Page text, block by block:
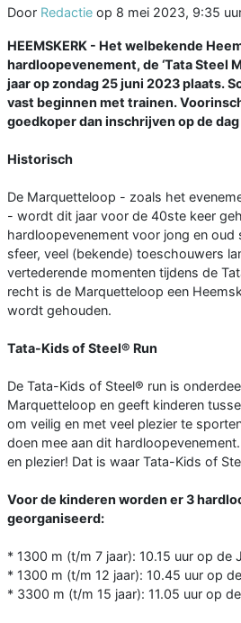
Door Redactie op 8 mei 2023, 9:35
HEEMSKERK - Het welbekende
hardloopevenement, de ‘Tata Steel
jaar op zondag 25 juni 2023 plaats.
vast beginnen met trainen.
goedkoper dan inschrijven op de
Historisch
De Marquetteloop - zoals het
- wordt dit jaar voor de 40ste keer
hardloopevenement voor jong en oud
sfeer, veel (bekende) toeschouwers
vertederende momenten tijdens de
recht is de Marquetteloop een
wordt gehouden.
Tata-Kids of Steel® Run
De Tata-Kids of Steel® run is
Marquetteloop en geeft kinderen
om veilig en met veel plezier te
doen mee aan dit
en plezier! Dat is waar Tata-Kids of
Voor de kinderen worden er 3
georganiseerd:
* 1300 m (t/m 7 jaar): 10.15 uur op de
* 1300 m (t/m 12 jaar): 10.45 uur op
* 3300 m (t/m 15 jaar): 11.05 uur op